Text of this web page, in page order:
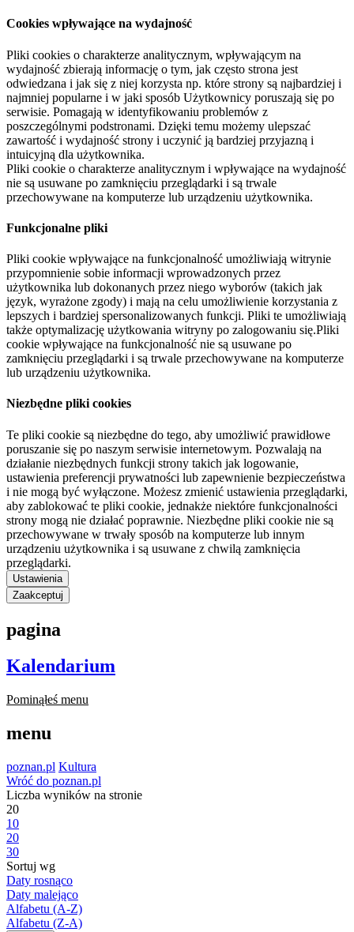
Cookies wpływające na wydajność
Pliki cookies o charakterze analitycznym, wpływającym na
wydajność zbierają informację o tym, jak często strona jest
odwiedzana i jak się z niej korzysta np. które strony są najbardziej i
najmniej popularne i w jaki sposób Użytkownicy poruszają się po
serwisie. Pomagają w identyfikowaniu problemów z
poszczególnymi podstronami. Dzięki temu możemy ulepszać
zawartość i wydajność strony i uczynić ją bardziej przyjazną i
intuicyjną dla użytkownika.
Pliki cookie o charakterze analitycznym i wpływające na wydajność
nie są usuwane po zamknięciu przeglądarki i są trwale
przechowywane na komputerze lub urządzeniu użytkownika.
Funkcjonalne pliki
Pliki cookie wpływające na funkcjonalność umożliwiają witrynie
przypomnienie sobie informacji wprowadzonych przez
użytkownika lub dokonanych przez niego wyborów (takich jak
język, wyrażone zgody) i mają na celu umożliwienie korzystania z
lepszych i bardziej spersonalizowanych funkcji. Pliki te umożliwiają
także optymalizację użytkowania witryny po zalogowaniu się.Pliki
cookie wpływające na funkcjonalność nie są usuwane po
zamknięciu przeglądarki i są trwale przechowywane na komputerze
lub urządzeniu użytkownika.
Niezbędne pliki cookies
Te pliki cookie są niezbędne do tego, aby umożliwić prawidłowe
poruszanie się po naszym serwisie internetowym. Pozwalają na
działanie niezbędnych funkcji strony takich jak logowanie,
ustawienia preferencji prywatności lub zapewnienie bezpieczeństwa
i nie mogą być wyłączone. Możesz zmienić ustawienia przeglądarki,
aby zablokować te pliki cookie, jednakże niektóre funkcjonalności
strony mogą nie działać poprawnie. Niezbędne pliki cookie nie są
przechowywane w trwały sposób na komputerze lub innym
urządzeniu użytkownika i są usuwane z chwilą zamknięcia
przeglądarki.
Ustawienia
Zaakceptuj
pagina
Kalendarium
Pominąłeś menu
menu
poznan.pl Kultura
Wróć do poznan.pl
Liczba wyników na stronie
20
10
20
30
Sortuj wg
Daty rosnąco
Daty malejąco
Alfabetu (A-Z)
Alfabetu (Z-A)